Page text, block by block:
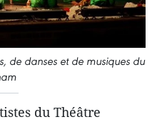
de danses et de musiques du
du Théâtre